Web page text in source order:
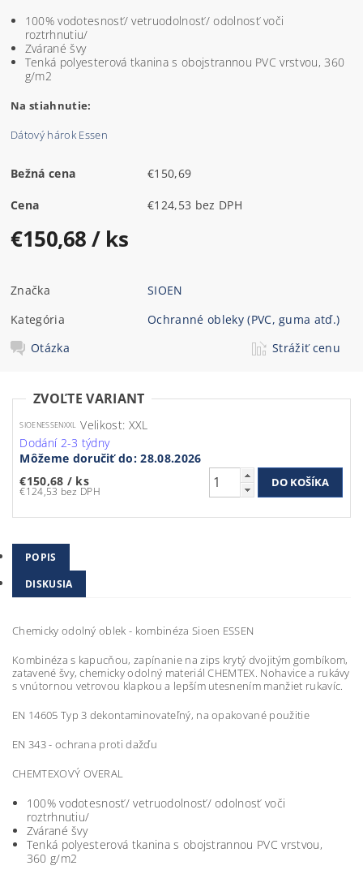
100% vodotesnosť/ vetruodolnosť/ odolnosť voči
roztrhnutiu/
Zvárané švy
Tenká polyesterová tkanina s obojstrannou PVC vrstvou, 360
g/m2
Na stiahnutie:
Dátový hárok Essen
Bežná cena €150,69
Cena €124,53 bez DPH
€150,68/ ks
Značka
SIOEN
Kategória
Ochranné obleky (PVC, guma atď.)
Otázka
Strážiť cenu
ZVOĽTE VARIANT
SIOENESSENXXL Velikost: XXL
Dodání 2-3 týdny
Môžeme doručiť do: 28.08.2026
€150,68 / ks
€124,53 bez DPH
POPIS
DISKUSIA
Chemicky odolný oblek - kombinéza Sioen ESSEN
Kombinéza s kapucňou, zapínanie na zips krytý dvojitým gombíkom,
zatavené švy, chemicky odolný materiál CHEMTEX. Nohavice a rukávy
s vnútornou vetrovou klapkou a lepším utesnením manžiet rukavíc.
EN 14605 Typ 3 dekontaminovateľný, na opakované použitie
EN 343 - ochrana proti dažďu
CHEMTEXOVÝ OVERAL
100% vodotesnosť/ vetruodolnosť/ odolnosť voči
roztrhnutiu/
Zvárané švy
Tenká polyesterová tkanina s obojstrannou PVC vrstvou,
360 g/m2